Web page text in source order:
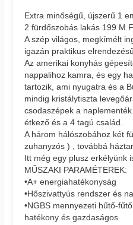
Extra minőségű, újszerű 1
2 fürdőszobás lakás 199 M
A szép világos, megkímélt
igazán praktikus elrendezésű.
Az amerikai konyhás
nappalihoz kamra, és egy
tartozik, ami nyugatra és a
mindig kristálytiszta
csodaszépek a
étkező és a 4 tagú család.
A három hálószobához két
zuhanyzós ) , továbbá
Itt még egy plusz erkélyünk
MŰSZAKI PARAMÉTEREK:
•A+ energiahatékonyság
•Hőszivattyús rendszer és
•NGBS mennyezeti hűtő-
hatékony és gazdaságos